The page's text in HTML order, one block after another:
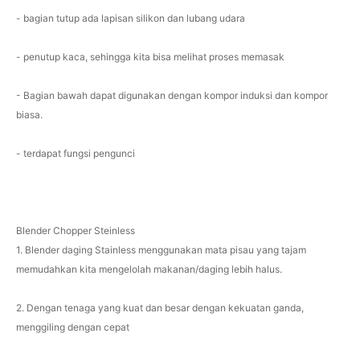
- bagian tutup ada lapisan silikon dan lubang udara
- penutup kaca, sehingga kita bisa melihat proses memasak
- Bagian bawah dapat digunakan dengan kompor induksi dan kompor
biasa.
- terdapat fungsi pengunci
Blender Chopper Steinless
1. Blender daging Stainless menggunakan mata pisau yang tajam
memudahkan kita mengelolah makanan/daging lebih halus.
2. Dengan tenaga yang kuat dan besar dengan kekuatan ganda,
menggiling dengan cepat